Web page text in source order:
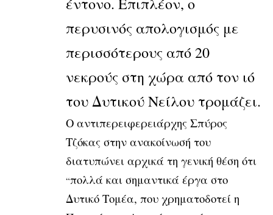
περυσινός απολογισμός με
περισσότερους από 20
νεκρούς στη χώρα από τον ιό
του Δυτικού Νείλου τρομάζει.
Ο αντιπερειφερειάρχης Σπύρος
Τζόκας στην ανακοίνωσή του
διατυπώνει αρχικά τη γενική θέση ότι
“πολλά και σημαντικά έργα στο
Δυτικό Τομέα, που χρηματοδοτεί η